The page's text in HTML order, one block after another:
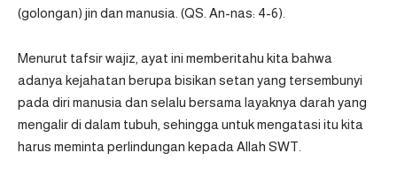
(golongan) jin dan manusia. (QS. An-nas: 4-6).
Menurut tafsir wajiz, ayat ini memberitahu kita bahwa
adanya kejahatan berupa bisikan setan yang tersembunyi
pada diri manusia dan selalu bersama layaknya darah yang
mengalir di dalam tubuh, sehingga untuk mengatasi itu kita
harus meminta perlindungan kepada Allah SWT.